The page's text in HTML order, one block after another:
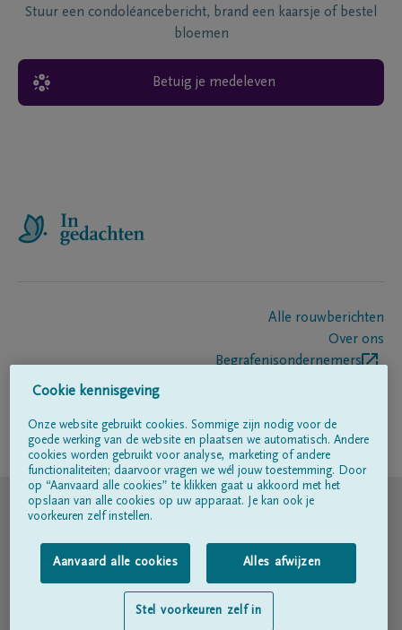
Stuur een condoléancebericht, brand een kaarsje of bestel
bloemen
Betuig je medeleven
Alle rouwberichten
Over ons
Begrafenisondernemers
Volg ons op
© DELA
Gebruiksvoorwaarden
Privacyverklaring
Toegankelijkheidsverklaring
Cookie kennisgeving
Onze website gebruikt cookies. Sommige zijn nodig voor de
goede werking van de website en plaatsen we automatisch. Andere
cookies worden gebruikt voor analyse, marketing of andere
functionaliteiten; daarvoor vragen we wél jouw toestemming. Door
op “Aanvaard alle cookies” te klikken gaat u akkoord met het
opslaan van alle cookies op uw apparaat. Je kan ook je
voorkeuren zelf instellen.
Aanvaard alle cookies Alles afwijzen
Stel voorkeuren zelf in